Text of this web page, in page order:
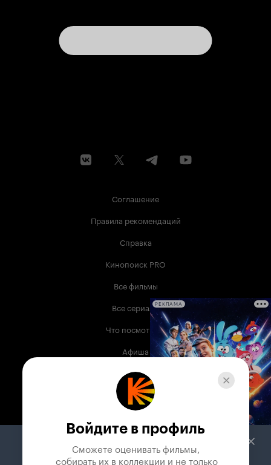
Соглашение
Правила рекомендаций
Справка
Кинопоиск PRO
Все фильмы
Все сериалы
Что посмотреть
Афиша
Музыка
Телепрограмма
Служба поддержки
РЕКЛАМА
Войдите в профиль
Сможете оценивать фильмы,
собирать их в коллекции и не только